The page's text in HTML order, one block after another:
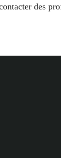
des